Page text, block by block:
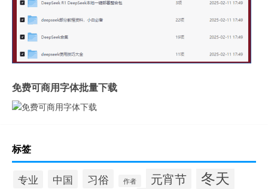
免费可商用字体批量下载
标签
专业 中国 习俗 作者 元宵节 冬天